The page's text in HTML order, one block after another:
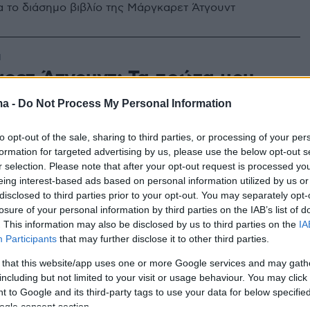
- Do Not Process My Personal Information
opt-out of the sale, sharing to third parties, or processing of your
for targeted advertising by us, please use the below opt-out
selection. Please note that after your opt-out request is processed
interest-based ads based on personal information utilized by us
to third parties prior to your opt-out. You may separately
of your personal information by third parties on the IAB’s list of
This information may also be disclosed by us to third parties on the
Participants that may further disclose it to other third parties.
that this website/app uses one or more Google services and may
but not limited to your visit or usage behaviour. You may
to Google and its third-party tags to use your data for below
consent section.
το διάσημο βιβλίο της Μάργκαρετ Άτγουντ
Άτγουντ: Τα πρώτα μου
ήταν τα παραμύθια, η
μυθολογία, η Βίβλος και ο
έδωσε διάλεψη στο Deree – Αμερικανικό
μιλώντας για τη λογοτεχνία και τη δημοκρατία
Οι Διαθήκες δια χειρός
Άτγουντ